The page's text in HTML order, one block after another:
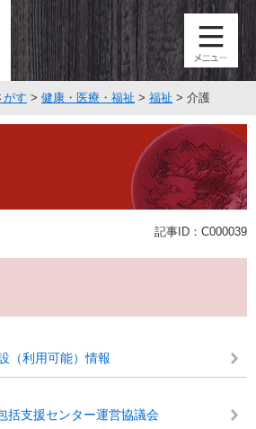
がす > 健康・医療・福祉 > 福祉 > 介護
記事ID：C000039
（利用可能）情報
括支援センター運営協議会